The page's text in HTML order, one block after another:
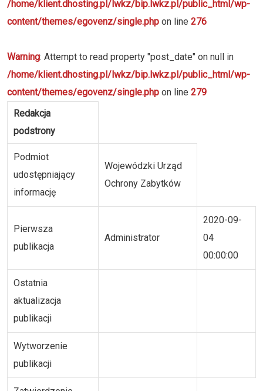
/home/klient.dhosting.pl/lwkz/bip.lwkz.pl/public_html/wp-
content/themes/egovenz/single.php on line 276
Warning: Attempt to read property "post_date" on null in
/home/klient.dhosting.pl/lwkz/bip.lwkz.pl/public_html/wp-
content/themes/egovenz/single.php on line 279
Redakcja
podstrony
Podmiot
udostępniający
informację
Wojewódzki Urząd
Ochrony Zabytków
Pierwsza
publikacja
Administrator
2020-09-
04
00:00:00
Ostatnia
aktualizacja
publikacji
Wytworzenie
publikacji